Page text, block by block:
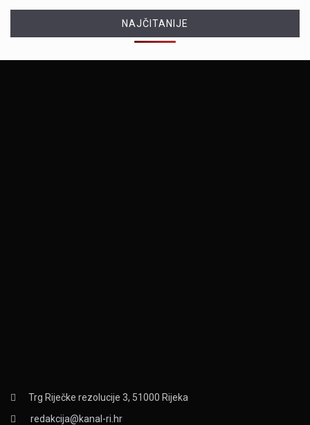
NAJČITANIJE
Trg Riječke rezolucije 3, 51000 Rijeka
redakcija@kanal-ri.hr